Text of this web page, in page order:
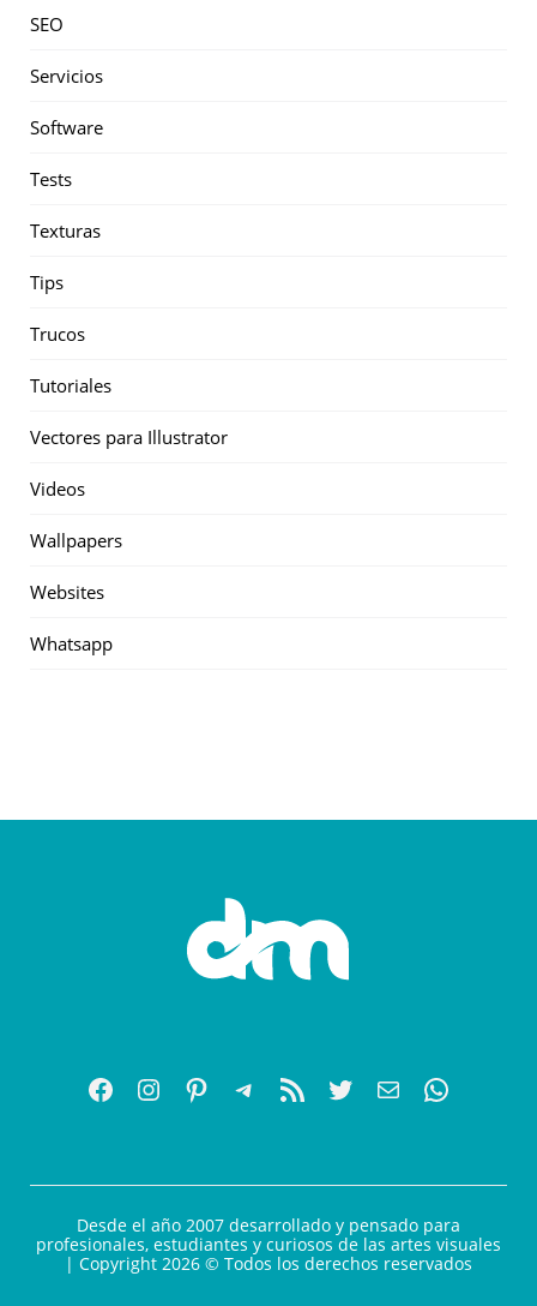
SEO
Servicios
Software
Tests
Texturas
Tips
Trucos
Tutoriales
Vectores para Illustrator
Videos
Wallpapers
Websites
Whatsapp
Desde el año 2007 desarrollado y pensado para
profesionales, estudiantes y curiosos de las artes visuales
| Copyright 2026 © Todos los derechos reservados